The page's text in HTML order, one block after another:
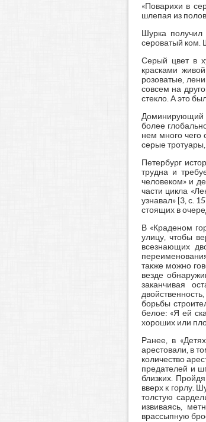
«Поварихи в
шлепая из
Шурка
сероватый ком.
Серый цвет в
красками
розоватые,
совсем на
стекло. А это
Доминирующий
более
нем много чего
серые
Петербург
трудна и
человеком» и
части цикла
узнавал» [3, с.
стоящих в
В «Краденом
улицу, чтобы
всезнающих
также можно
везде
заканчивая
борьбы
белое: «Я ей
хороших или
Ранее, в
арестовали, в
количество
предателей и
близких.
вверх к горлу.
толстую
извиваясь,
врассыпную